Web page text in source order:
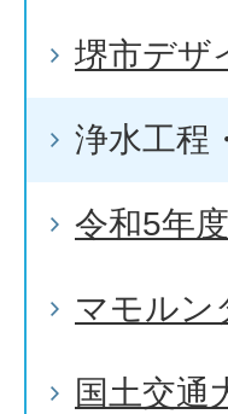
堺市デザ
浄水工程
令和5年
マモルン
国土交通